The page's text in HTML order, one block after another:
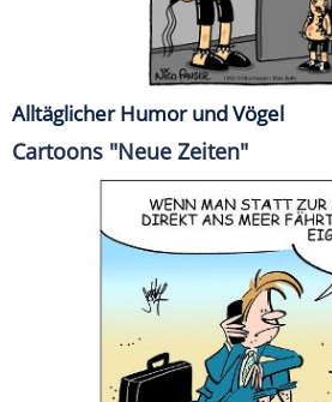
Alltäglicher Humor und Vögel
Cartoons "Neue Zeiten"